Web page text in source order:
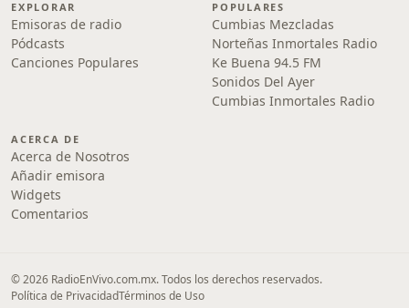
EXPLORAR
Emisoras de radio
Pódcasts
Canciones Populares
POPULARES
Cumbias Mezcladas
Norteñas Inmortales Radio
Ke Buena 94.5 FM
Sonidos Del Ayer
Cumbias Inmortales Radio
ACERCA DE
Acerca de Nosotros
Añadir emisora
Widgets
Comentarios
© 2026 RadioEnVivo.com.mx. Todos los derechos reservados.
Política de PrivacidadTérminos de Uso